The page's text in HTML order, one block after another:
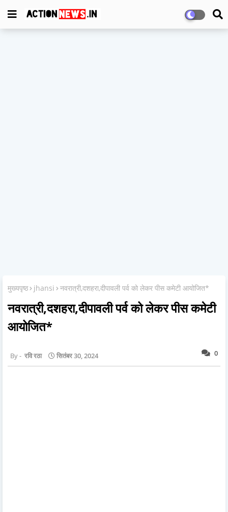
मुख्यपृष्ठ jhansi नवरात्री,दशहरा,दीपावली पर्व को लेकर पीस कमेटी आयोजित*
नवरात्री,दशहरा,दीपावली पर्व को लेकर पीस कमेटी
आयोजित*
0
रवि रठा सितंबर 30, 2024